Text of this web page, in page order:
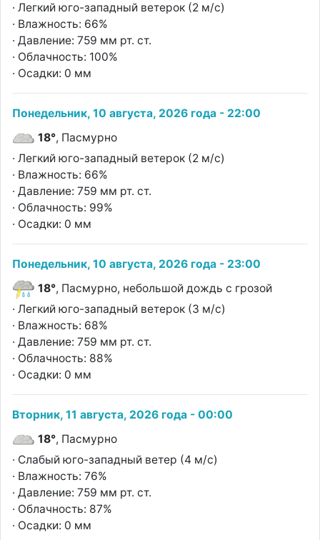
· Легкий юго-западный ветерок (2 м/с)
· Влажность: 66%
· Давление: 759 мм рт. ст.
· Облачность: 100%
· Осадки: 0 мм
Понедельник, 10 августа, 2026 года - 22:00
18°, Пасмурно
· Легкий юго-западный ветерок (2 м/с)
· Влажность: 66%
· Давление: 759 мм рт. ст.
· Облачность: 99%
· Осадки: 0 мм
Понедельник, 10 августа, 2026 года - 23:00
18°, Пасмурно, небольшой дождь с грозой
· Легкий юго-западный ветерок (3 м/с)
· Влажность: 68%
· Давление: 759 мм рт. ст.
· Облачность: 88%
· Осадки: 0 мм
Вторник, 11 августа, 2026 года - 00:00
18°, Пасмурно
· Слабый юго-западный ветер (4 м/с)
· Влажность: 76%
· Давление: 759 мм рт. ст.
· Облачность: 87%
· Осадки: 0 мм